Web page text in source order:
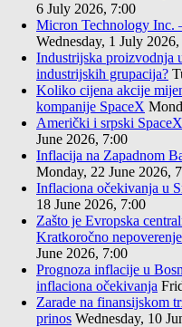
6 July 2026, 7:00
Micron Technology Inc.
Wednesday, 1 July
Industrijska proizvodnja
industrijskih grupacija?
Koliko cijena akcije
kompanije SpaceX
Američki i srpski
June 2026, 7:00
Inflacija na Zapadnom
Monday, 22 June 2026,
Inflaciona očekivanja u
18 June 2026, 7:00
Zašto je Evropska
Kratkoročno
June 2026, 7:00
Prognoza inflacije u
inflaciona očekivanja
Zarade na finansijskom
prinos Wednesday, 10